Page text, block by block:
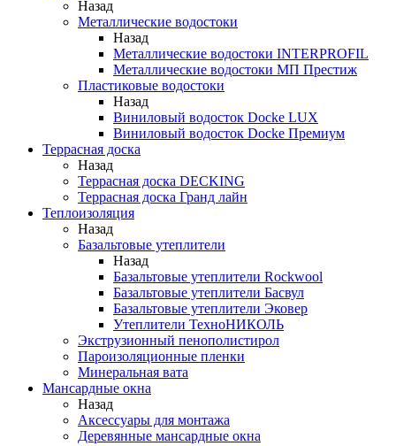
Назад
Металлические водостоки
Назад
Металлические водостоки INTERPROFIL
Металлические водостоки МП Престиж
Пластиковые водостоки
Назад
Виниловый водосток Docke LUX
Виниловый водосток Docke Премиум
Террасная доска
Назад
Террасная доска DECKING
Террасная доска Гранд лайн
Теплоизоляция
Назад
Базальтовые утеплители
Назад
Базальтовые утеплители Rockwool
Базальтовые утеплители Басвул
Базальтовые утеплители Эковер
Утеплители ТехноНИКОЛЬ
Экструзионный пенополистирол
Пароизоляционные пленки
Минеральная вата
Мансардные окна
Назад
Аксессуары для монтажа
Деревянные мансардные окна